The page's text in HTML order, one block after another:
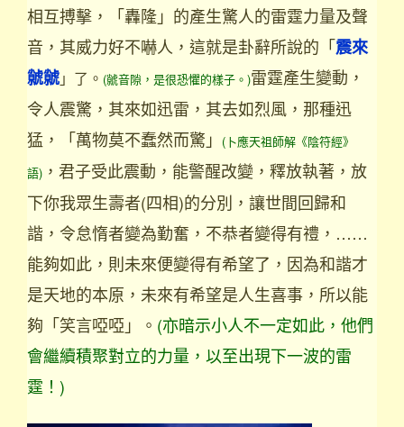
相互搏擊，「轟隆」的產生驚人的雷霆力量及聲
音，其威力好不嚇人，這就是卦辭所說的「震來
虩虩 」了。 (虩音隙，是很恐懼的樣子。)雷霆產生變動，
令人震驚，其來如迅雷，其去如烈風，那種迅
猛，「萬物莫不蠢然而驚」
(卜應天祖師解《陰符經》
語) ，君子受此震動，能警醒改變，釋放執著，放
下你我眾生壽者(四相)的分別，讓世間回歸和
諧，令怠惰者變為勤奮，不恭者變得有禮，……
能夠如此，則未來便變得有希望了，因為和諧才
是天地的本原，未來有希望是人生喜事，所以能
夠「笑言啞啞」。 (亦暗示小人不一定如此，他們
會繼續積聚對立的力量，以至出現下一波的雷
霆！)